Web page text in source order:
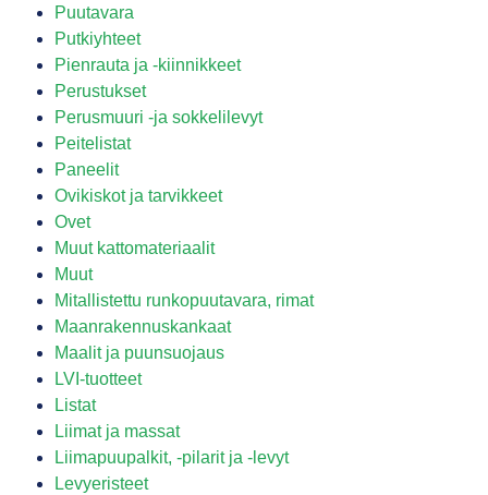
Puutavara
Putkiyhteet
Pienrauta ja -kiinnikkeet
Perustukset
Perusmuuri -ja sokkelilevyt
Peitelistat
Paneelit
Ovikiskot ja tarvikkeet
Ovet
Muut kattomateriaalit
Muut
Mitallistettu runkopuutavara, rimat
Maanrakennuskankaat
Maalit ja puunsuojaus
LVI-tuotteet
Listat
Liimat ja massat
Liimapuupalkit, -pilarit ja -levyt
Levyeristeet